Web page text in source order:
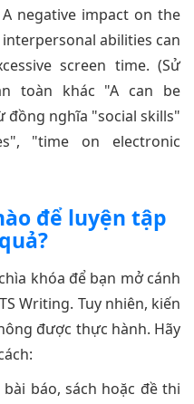
A negative impact on the
abilities can
screen time. (Sử
toàn khác "A can be
nghĩa "social skills"
"time on electronic
để luyện tập
khóa để bạn mở cánh
Writing. Tuy nhiên, kiến
được thực hành. Hãy
báo, sách hoặc đề thi